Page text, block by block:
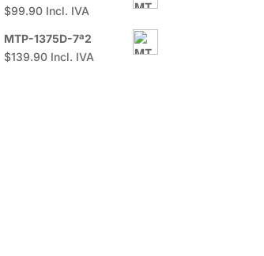
$99.90 Incl. IVA
MTP-1375D-7ª2
$139.90 Incl. IVA